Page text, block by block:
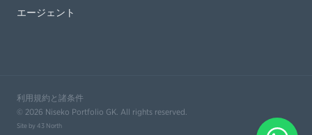
エージェント
利用規約と諸条件
© 2026 Niseko Portfolio GK. All rights reserved.
Site by 43 North